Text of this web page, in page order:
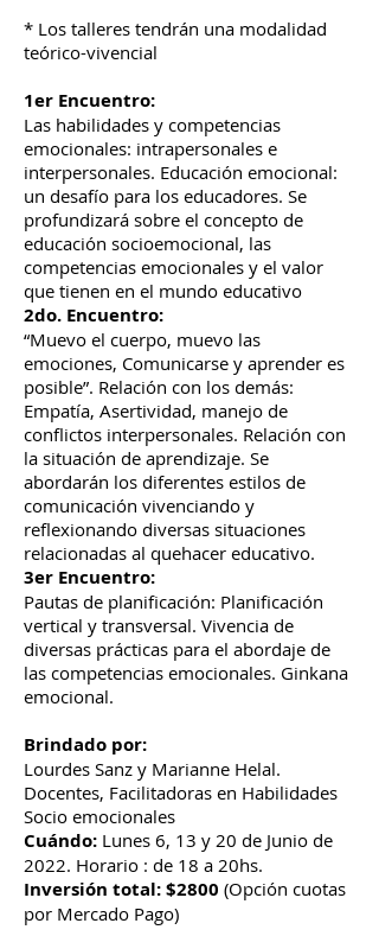
* Los talleres tendrán una modalidad
teórico-vivencial
1er Encuentro:
Las habilidades y competencias
emocionales: intrapersonales e
interpersonales. Educación emocional:
un desafío para los educadores. Se
profundizará sobre el concepto de
educación socioemocional, las
competencias emocionales y el valor
que tienen en el mundo educativo
2do. Encuentro:
“Muevo el cuerpo, muevo las
emociones, Comunicarse y aprender es
posible”. Relación con los demás:
Empatía, Asertividad, manejo de
conflictos interpersonales. Relación con
la situación de aprendizaje. Se
abordarán los diferentes estilos de
comunicación vivenciando y
reflexionando diversas situaciones
relacionadas al quehacer educativo.
3er Encuentro:
Pautas de planificación: Planificación
vertical y transversal. Vivencia de
diversas prácticas para el abordaje de
las competencias emocionales. Ginkana
emocional.
Brindado por:
Lourdes Sanz y Marianne Helal.
Docentes, Facilitadoras en Habilidades
Socio emocionales
Cuándo: Lunes 6, 13 y 20 de Junio de
2022. Horario : de 18 a 20hs.
Inversión total: $2800 (Opción cuotas
por Mercado Pago)